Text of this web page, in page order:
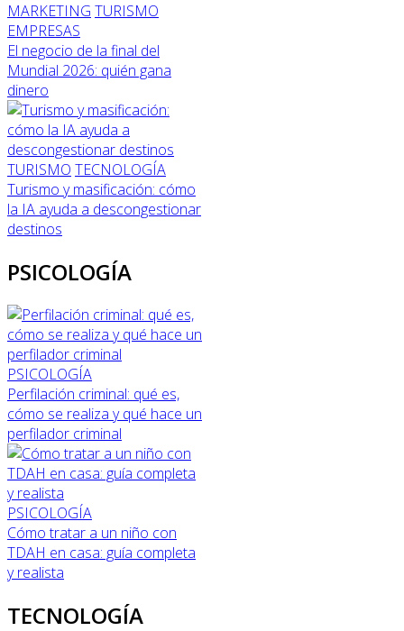
MARKETING TURISMO
EMPRESAS
El negocio de la final del
Mundial 2026: quién gana
dinero
TURISMO TECNOLOGÍA
Turismo y masificación: cómo
la IA ayuda a descongestionar
destinos
PSICOLOGÍA
PSICOLOGÍA
Perfilación criminal: qué es,
cómo se realiza y qué hace un
perfilador criminal
PSICOLOGÍA
Cómo tratar a un niño con
TDAH en casa: guía completa
y realista
TECNOLOGÍA